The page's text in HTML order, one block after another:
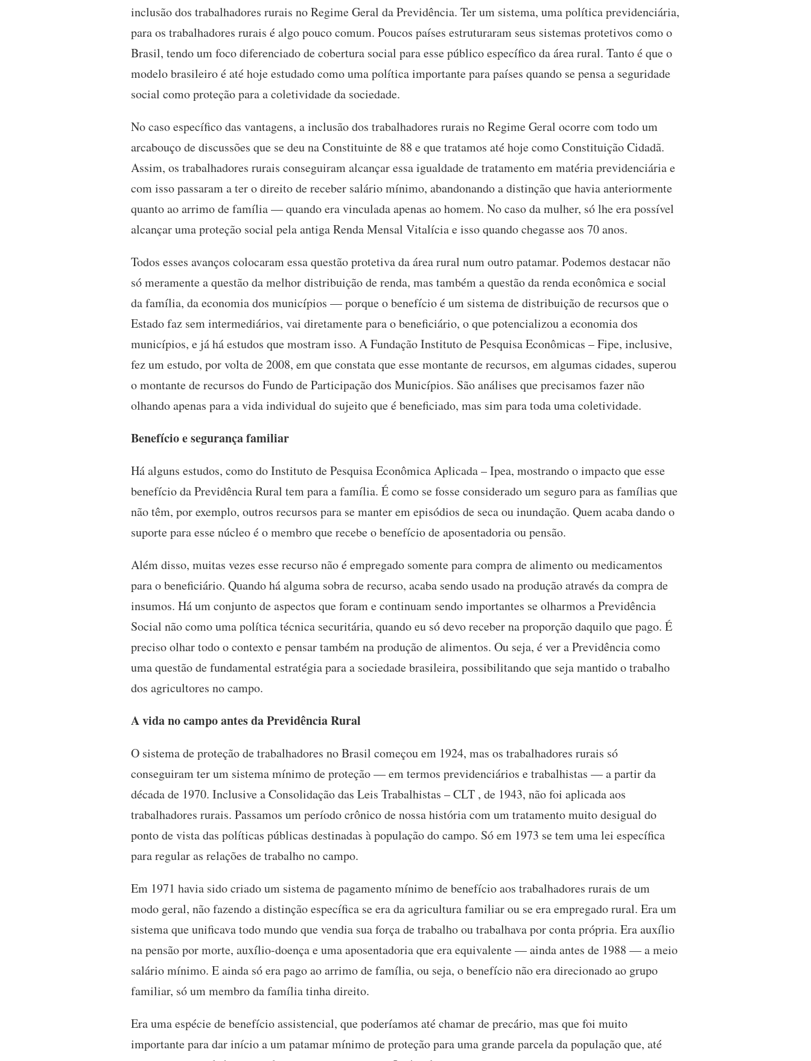
inclusão dos trabalhadores rurais no Regime Geral da Previdência. Ter um sistema, uma política previdenciária,
para os trabalhadores rurais é algo pouco comum. Poucos países estruturaram seus sistemas protetivos como o
Brasil, tendo um foco diferenciado de cobertura social para esse público específico da área rural. Tanto é que o
modelo brasileiro é até hoje estudado como uma política importante para países quando se pensa a seguridade
social como proteção para a coletividade da sociedade.
No caso específico das vantagens, a inclusão dos trabalhadores rurais no Regime Geral ocorre com todo um
arcabouço de discussões que se deu na Constituinte de 88 e que tratamos até hoje como Constituição Cidadã.
Assim, os trabalhadores rurais conseguiram alcançar essa igualdade de tratamento em matéria previdenciária e
com isso passaram a ter o direito de receber salário mínimo, abandonando a distinção que havia anteriormente
quanto ao arrimo de família — quando era vinculada apenas ao homem. No caso da mulher, só lhe era possível
alcançar uma proteção social pela antiga Renda Mensal Vitalícia e isso quando chegasse aos 70 anos.
Todos esses avanços colocaram essa questão protetiva da área rural num outro patamar. Podemos destacar não
só meramente a questão da melhor distribuição de renda, mas também a questão da renda econômica e social
da família, da economia dos municípios — porque o benefício é um sistema de distribuição de recursos que o
Estado faz sem intermediários, vai diretamente para o beneficiário, o que potencializou a economia dos
municípios, e já há estudos que mostram isso. A Fundação Instituto de Pesquisa Econômicas – Fipe, inclusive,
fez um estudo, por volta de 2008, em que constata que esse montante de recursos, em algumas cidades, superou
o montante de recursos do Fundo de Participação dos Municípios. São análises que precisamos fazer não
olhando apenas para a vida individual do sujeito que é beneficiado, mas sim para toda uma coletividade.
Benefício e segurança familiar
Há alguns estudos, como do Instituto de Pesquisa Econômica Aplicada – Ipea, mostrando o impacto que esse
benefício da Previdência Rural tem para a família. É como se fosse considerado um seguro para as famílias que
não têm, por exemplo, outros recursos para se manter em episódios de seca ou inundação. Quem acaba dando o
suporte para esse núcleo é o membro que recebe o benefício de aposentadoria ou pensão.
Além disso, muitas vezes esse recurso não é empregado somente para compra de alimento ou medicamentos
para o beneficiário. Quando há alguma sobra de recurso, acaba sendo usado na produção através da compra de
insumos. Há um conjunto de aspectos que foram e continuam sendo importantes se olharmos a Previdência
Social não como uma política técnica securitária, quando eu só devo receber na proporção daquilo que pago. É
preciso olhar todo o contexto e pensar também na produção de alimentos. Ou seja, é ver a Previdência como
uma questão de fundamental estratégia para a sociedade brasileira, possibilitando que seja mantido o trabalho
dos agricultores no campo.
A vida no campo antes da Previdência Rural
O sistema de proteção de trabalhadores no Brasil começou em 1924, mas os trabalhadores rurais só
conseguiram ter um sistema mínimo de proteção — em termos previdenciários e trabalhistas — a partir da
década de 1970. Inclusive a Consolidação das Leis Trabalhistas – CLT , de 1943, não foi aplicada aos
trabalhadores rurais. Passamos um período crônico de nossa história com um tratamento muito desigual do
ponto de vista das políticas públicas destinadas à população do campo. Só em 1973 se tem uma lei específica
para regular as relações de trabalho no campo.
Em 1971 havia sido criado um sistema de pagamento mínimo de benefício aos trabalhadores rurais de um
modo geral, não fazendo a distinção específica se era da agricultura familiar ou se era empregado rural. Era um
sistema que unificava todo mundo que vendia sua força de trabalho ou trabalhava por conta própria. Era auxílio
na pensão por morte, auxílio-doença e uma aposentadoria que era equivalente — ainda antes de 1988 — a meio
salário mínimo. E ainda só era pago ao arrimo de família, ou seja, o benefício não era direcionado ao grupo
familiar, só um membro da família tinha direito.
Era uma espécie de benefício assistencial, que poderíamos até chamar de precário, mas que foi muito
importante para dar início a um patamar mínimo de proteção para uma grande parcela da população que, até